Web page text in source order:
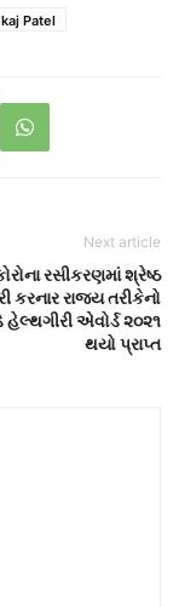
Patel
Next article
રસીકરણમાં શ્રેષ્ઠ
કરનાર રાજ્ય તરીકેનો
હેલ્થગીરી એવોર્ડ ૨૦૨૧
થયો પ્રાપ્ત